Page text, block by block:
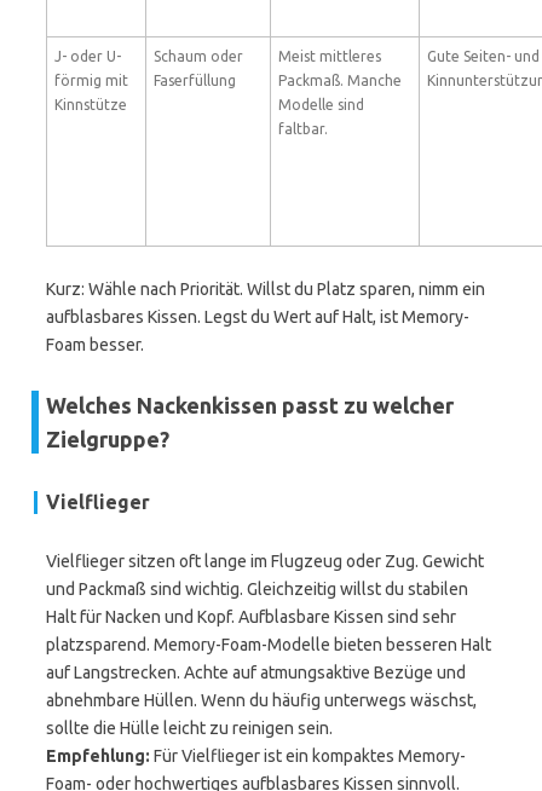
J- oder U-
förmig mit
Kinnstütze
Schaum oder
Faserfüllung
Meist mittleres
Packmaß. Manche
Modelle sind
faltbar.
Gute Seiten- und
Kurz: Wähle nach Priorität. Willst du Platz sparen, nimm ein
aufblasbares Kissen. Legst du Wert auf Halt, ist Memory-
Foam besser.
Welches Nackenkissen passt zu welcher
Zielgruppe?
Vielflieger
Vielflieger sitzen oft lange im Flugzeug oder Zug. Gewicht
und Packmaß sind wichtig. Gleichzeitig willst du stabilen
Halt für Nacken und Kopf. Aufblasbare Kissen sind sehr
platzsparend. Memory-Foam-Modelle bieten besseren Halt
auf Langstrecken. Achte auf atmungsaktive Bezüge und
abnehmbare Hüllen. Wenn du häufig unterwegs wäschst,
sollte die Hülle leicht zu reinigen sein.
Empfehlung: Für Vielflieger ist ein kompaktes Memory-
Foam- oder hochwertiges aufblasbares Kissen sinnvoll.